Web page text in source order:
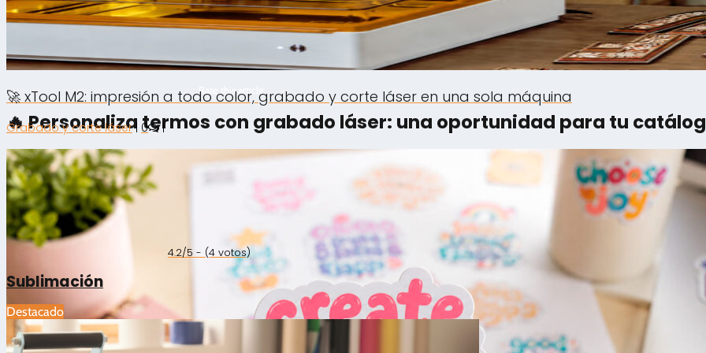
Rate this article
🔥 Personaliza termos con grabado láser: una oportunidad para tu
🚀 xTool M2: impresión a todo color, grabado y corte láser en una sola máquina
Grabado y corte láser | 0 |
4.2/5 - (4 votos)
Sublimación
Destacado